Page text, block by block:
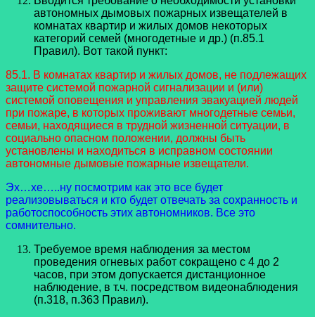
автономных дымовых пожарных извещателей в
комнатах квартир и жилых домов некоторых
категорий семей (многодетные и др.) (п.85.1
Правил). Вот такой пункт:
85.1. В комнатах квартир и жилых домов, не подлежащих
защите системой пожарной сигнализации и (или)
системой оповещения и управления эвакуацией людей
при пожаре, в которых проживают многодетные семьи,
семьи, находящиеся в трудной жизненной ситуации, в
социально опасном положении, должны быть
установлены и находиться в исправном состоянии
автономные дымовые пожарные извещатели.
Эх…хе…..ну посмотрим как это все будет
реализовываться и кто будет отвечать за сохранность и
работоспособность этих автономников. Все это
сомнительно.
Требуемое время наблюдения за местом
проведения огневых работ сокращено с 4 до 2
часов, при этом допускается дистанционное
наблюдение, в т.ч. посредством видеонаблюдения
(п.318, п.363 Правил).